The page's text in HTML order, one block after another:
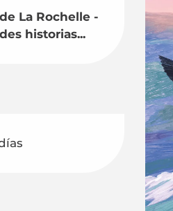
La Rochelle -
historias...